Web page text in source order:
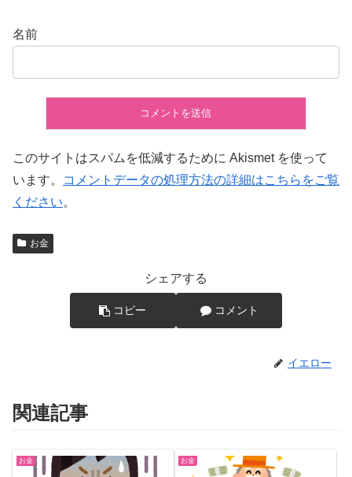
名前
このサイトはスパムを低減するために Akismet を使って
います。
コメントデータの処理方法の詳細はこちらをご覧
ください。
お金
シェアする
コピー コメント
イエロー
関連記事
お金 お金